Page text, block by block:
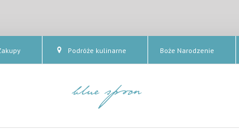
Podróże kulinarne Boże Narodzenie